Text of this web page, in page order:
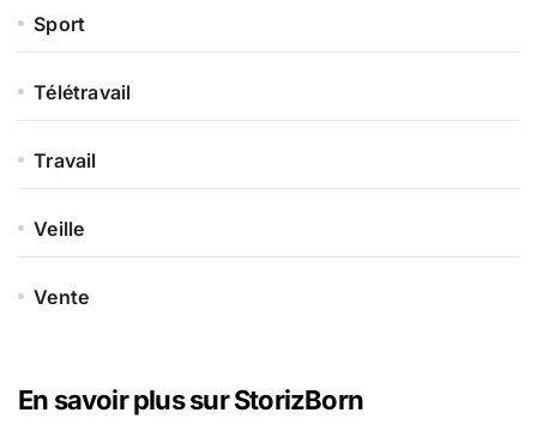
Sport
Télétravail
Travail
Veille
Vente
En savoir plus sur StorizBorn